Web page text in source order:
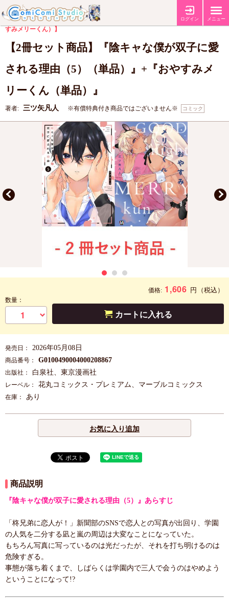
ログイン メニュー
特典 【2冊セット購入特典・コミコミ特典4Pリーフレット】
【コミコミ特典4P
リーフレット（おやすみメリーくん）】
【店舗共通ミニカラーペーパー（おや
すみメリーくん）】
【2冊セット商品】『陰キャな僕が双子に愛
される理由（5）（単品）』+『おやすみメ
リーくん（単品）』
著者: 三ツ矢凡人 ※有償特典付き商品ではございません※ コミック
価格: 1,606 円 （税込）
数量：
カートに入れる
発売日： 2026年05月08日
商品番号： G0100490004000208867
出版社： 白泉社、東京漫画社
レーベル： 花丸コミックス・プレミアム、マーブルコミックス
在庫： あり
お気に入り追加
商品説明
『陰キャな僕が双子に愛される理由（5）』あらすじ
「柊兄弟に恋人が！」新聞部のSNSで恋人との写真が出回り、学園
の人気を二分する凪と嵐の周辺は大変なことになっていた。
もちろん写真に写っているのは光だったが、それを打ち明けるのは
危険すぎる。
事態が落ち着くまで、しばらくは学園内で三人で会うのはやめよう
ということになって!?